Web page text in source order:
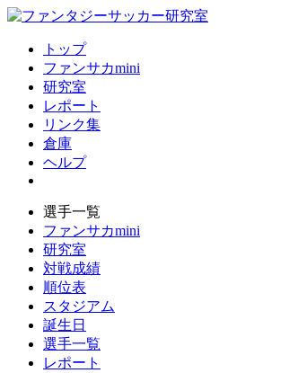
トップ
ファンサカmini
研究室
レポート
リンク集
倉庫
ヘルプ
選手一覧
ファンサカmini
研究室
対戦成績
順位表
スタジアム
誕生日
選手一覧
レポート